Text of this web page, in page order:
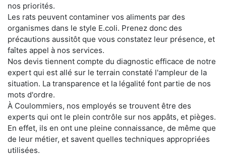
nos priorités.
Les rats peuvent contaminer vos aliments par des
organismes dans le style E.coli. Prenez donc des
précautions aussitôt que vous constatez leur présence, et
faîtes appel à nos services.
Nos devis tiennent compte du diagnostic efficace de notre
expert qui est allé sur le terrain constaté l'ampleur de la
situation. La transparence et la légalité font partie de nos
mots d'ordre.
À Coulommiers, nos employés se trouvent être des
experts qui ont le plein contrôle sur nos appâts, et pièges.
En effet, ils en ont une pleine connaissance, de même que
de leur métier, et savent quelles techniques appropriées
utilisées.